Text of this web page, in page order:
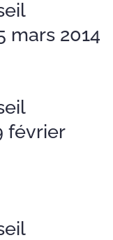
mars 2014
février